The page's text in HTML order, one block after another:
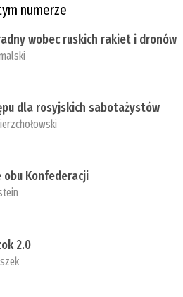
numerze
wobec ruskich rakiet i dronów
dla rosyjskich sabotażystów
obu Konfederacji
2.0